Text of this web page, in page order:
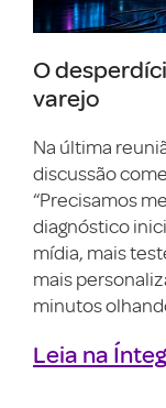
O
varejo
Na última
discussão
“Precisamos
diagnóstico
mídia, mais
mais
minutos
Leia na